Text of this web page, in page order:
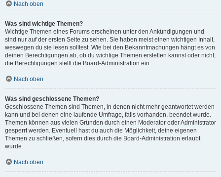
Nach oben
Was sind wichtige Themen?
Wichtige Themen eines Forums erscheinen unter den Ankündigungen und
sind nur auf der ersten Seite zu sehen. Sie haben meist einen wichtigen Inhalt,
weswegen du sie lesen solltest. Wie bei den Bekanntmachungen hängt es von
deinen Berechtigungen ab, ob du wichtige Themen erstellen kannst oder nicht;
die Berechtigungen stellt die Board-Administration ein.
Nach oben
Was sind geschlossene Themen?
Geschlossene Themen sind Themen, in denen nicht mehr geantwortet werden
kann und bei denen eine laufende Umfrage, falls vorhanden, beendet wurde.
Themen können aus vielen Gründen durch einen Moderator oder Administrator
gesperrt werden. Eventuell hast du auch die Möglichkeit, deine eigenen
Themen zu schließen, sofern dies durch die Board-Administration erlaubt
wurde.
Nach oben